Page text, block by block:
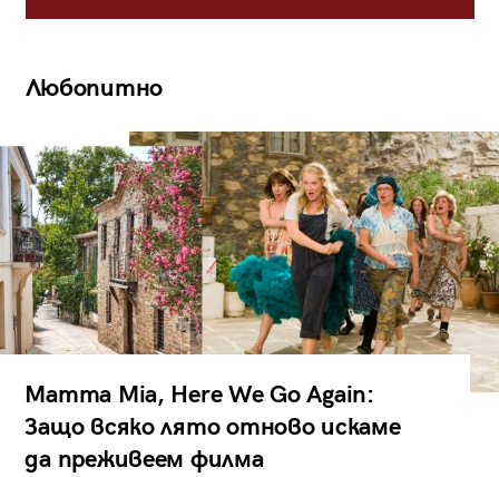
Любопитно
Mamma Mia, Here We Go Again:
Защо всяко лято отново искаме
да преживеем филма